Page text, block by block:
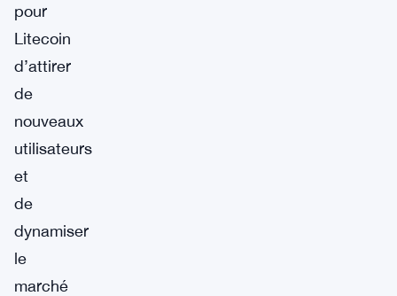
pour
Litecoin
d’attirer
de
nouveaux
utilisateurs
et
de
dynamiser
le
marché